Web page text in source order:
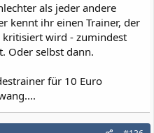
als jeder andere
kennt ihr einen Trainer, der
kritisiert wird - zumindest
Oder selbst dann.
für 10 Euro